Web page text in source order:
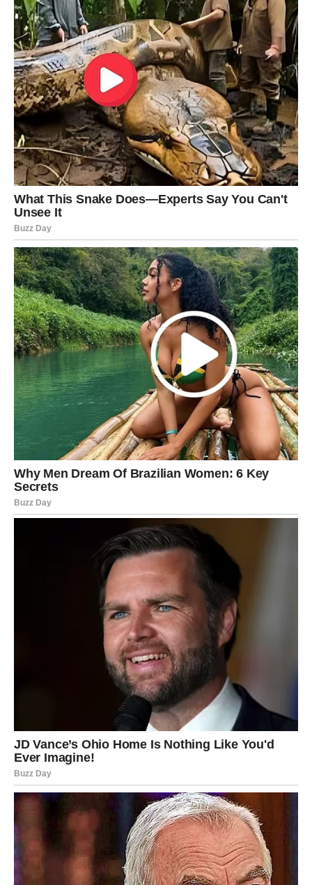
Neće sve početi velikim riječima.
Počeće osjećajem da vas neko zaista vidi i razumije.
Ako ste zauzete, odnos sa partnerom ulazi u toplije i
skladnije razdoblje.
Biće više pažnje, više podrške i više zajedničkih
trenutaka koji vas zbližavaju.
DOZVOLITE SEBI DA
POVJERUJETE U LIJEPE STVARI
Ponekad ste toliko fokusirane na ono što može krenuti
pogrešno da zaboravite koliko toga može krenuti kako
treba.
Zvijezde vam sada poručuju da ne zatvarate vrata sreći
zbog starih razočaranja.
Novi period nosi novu energiju.
I nove mogućnosti.
PRED VAMA JE VRIJEME KOJE
DONOSI RADOST
Vage, ova poruka nije slučajna.
Ona dolazi kao podsjetnik da se poslije svakog
zahtjevnog razdoblja pojavljuje vrijeme kada život počne
vraćati osmijehe koje ste izgubile usput.
Blagoslov zvijezda dolazi kroz ljude koji vas cijene, prilike
koje vas vode naprijed i događaje koji će vam pokazati da
ništa lijepo nije zaobišlo vaše ime.
Pred vama su dani tokom kojih ćete mnogo češće
osjećati zahvalnost nego brigu.
A to je znak da sreća, koju ste dugo priželjkivale, konačno
pronalazi put do vaših vrata.